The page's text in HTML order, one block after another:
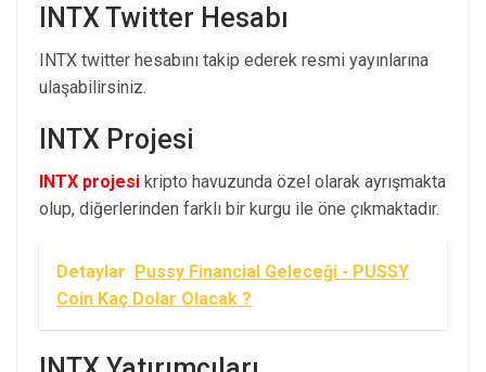
INTX Twitter Hesabı
INTX twitter hesabını takip ederek resmi yayınlarına
ulaşabilirsiniz.
INTX Projesi
INTX projesi kripto havuzunda özel olarak ayrışmakta
olup, diğerlerinden farklı bir kurgu ile öne çıkmaktadır.
Detaylar Pussy Financial Geleceği - PUSSY
Coin Kaç Dolar Olacak ?